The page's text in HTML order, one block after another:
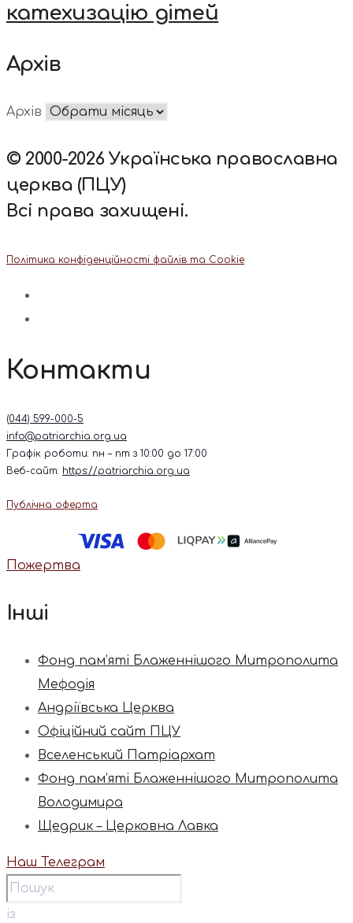
катехизацію дітей
Архів
Архів
© 2000-2026 Українська православна
церква (ПЦУ)
Всі права захищені.
Політика конфіденційності файлів та Cookie
Контакти
(044) 599-000-5
info@patriarchia.org.ua
Графік роботи: пн – пт з 10:00 до 17:00
Веб-сайт: https://patriarchia.org.ua
Публічна оферта
Пожертва
Інші
Фонд пам’яті Блаженнішого Митрополита
Мефодія
Андріївська Церква
Офіційний сайт ПЦУ
Вселенський Патріархат
Фонд пам’яті Блаженнішого Митрополита
Володимира
Щедрик – Церковна Лавка
Наш Телеграм
із